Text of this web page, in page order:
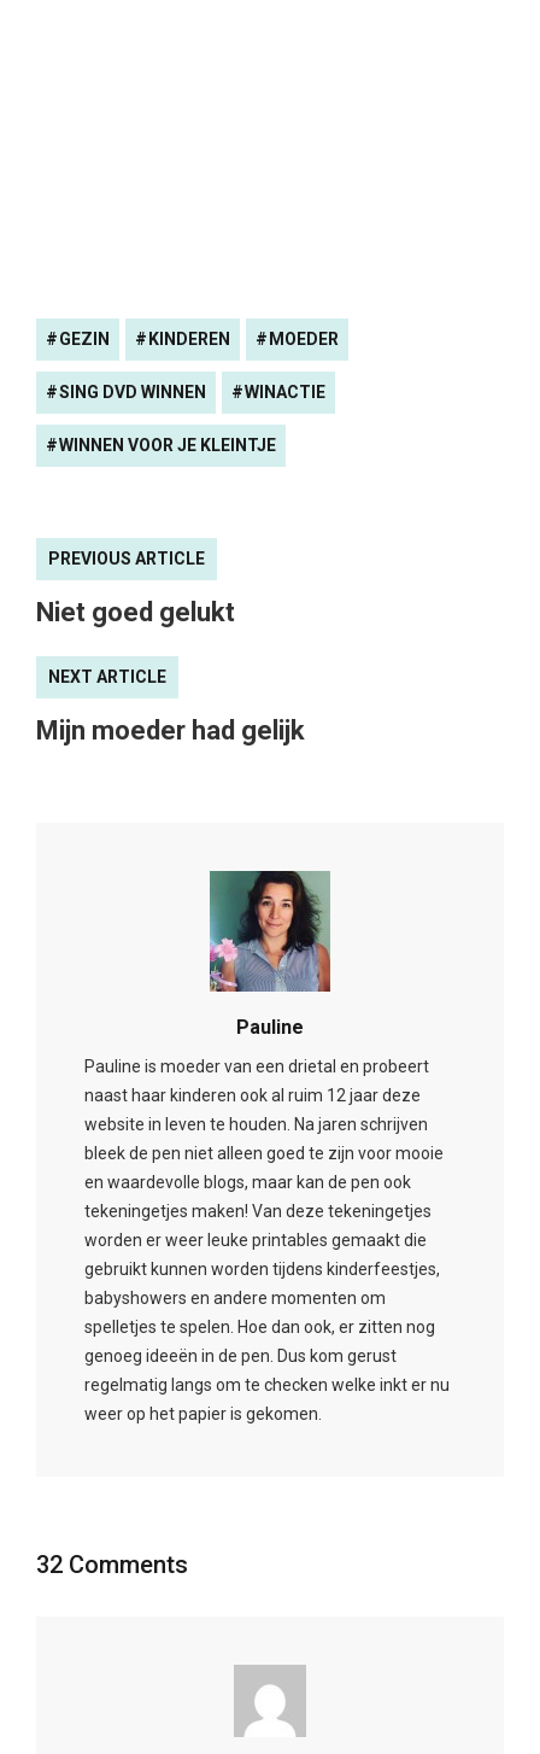
GEZIN KINDEREN MOEDER
SING DVD WINNEN WINACTIE
WINNEN VOOR JE KLEINTJE
PREVIOUS ARTICLE
Niet goed gelukt
NEXT ARTICLE
Mijn moeder had gelijk
Pauline
Pauline is moeder van een drietal en probeert
naast haar kinderen ook al ruim 12 jaar deze
website in leven te houden. Na jaren schrijven
bleek de pen niet alleen goed te zijn voor mooie
en waardevolle blogs, maar kan de pen ook
tekeningetjes maken! Van deze tekeningetjes
worden er weer leuke printables gemaakt die
gebruikt kunnen worden tijdens kinderfeestjes,
babyshowers en andere momenten om
spelletjes te spelen. Hoe dan ook, er zitten nog
genoeg ideeën in de pen. Dus kom gerust
regelmatig langs om te checken welke inkt er nu
weer op het papier is gekomen.
32 Comments